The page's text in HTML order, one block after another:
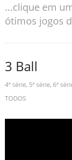
…clique em
ótimos jogos
3 Ball
4ª série, 5ª série, 6ª
TODOS